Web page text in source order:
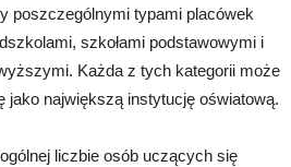
poszczególnymi typami placówek
szkołami podstawowymi i
Każda z tych kategorii może
jako największą instytucję oświatową.
liczbie osób uczących się